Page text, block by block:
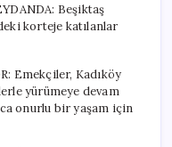
Beşiktaş
korteje katılanlar
Emekçiler, Kadıköy
yürümeye devam
onurlu bir yaşam için